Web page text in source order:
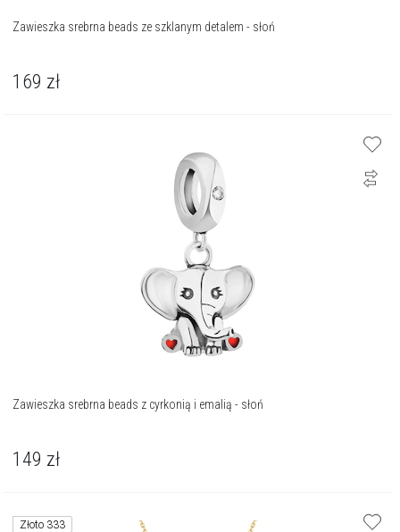
Zawieszka srebrna beads ze szklanym detalem - słoń
169 zł
Zawieszka srebrna beads z cyrkonią i emalią - słoń
149 zł
Złoto 333